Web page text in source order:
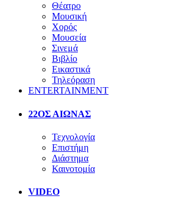
Θέατρο
Μουσική
Χορός
Μουσεία
Σινεμά
Βιβλίο
Εικαστικά
Τηλεόραση
ENTERTAINMENT
22ΟΣ ΑΙΩΝΑΣ
Τεχνολογία
Επιστήμη
Διάστημα
Καινοτομία
VIDEO